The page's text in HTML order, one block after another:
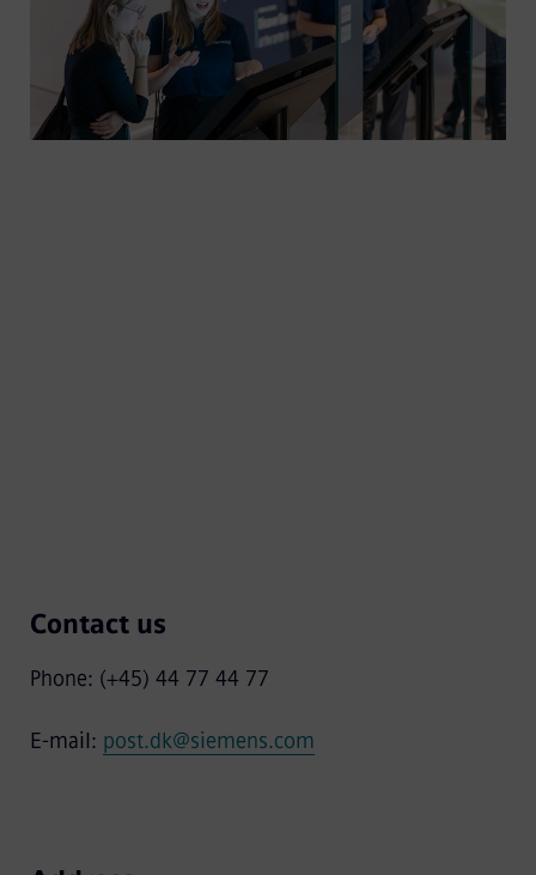
Contact us
Phone: (+45) 44 77 44 77
E-mail: post.dk@siemens.com